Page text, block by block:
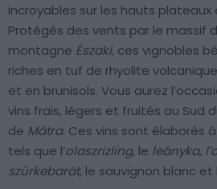
incroyables sur les hauts
Protégés des vents par le massif
montagne Északi, ces vignobles
riches en tuf de rhyolite
et en brunisols. Vous aurez
vins frais, légers et fruités au Sud
de Mátra. Ces vins sont élaborés
tels que l’olaszrizling, le leányka,
szürkebarát, le sauvignon blanc et